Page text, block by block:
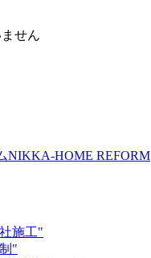
せん
NIKKA-HOME REFORM
施工"
"